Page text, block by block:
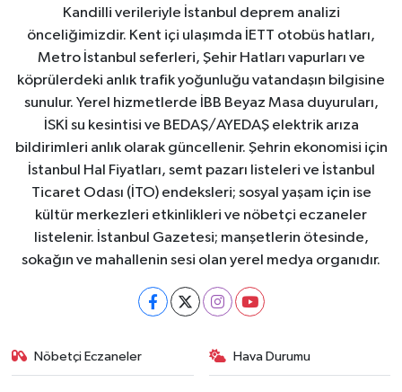
Kandilli verileriyle İstanbul deprem analizi
önceliğimizdir. Kent içi ulaşımda İETT otobüs hatları,
Metro İstanbul seferleri, Şehir Hatları vapurları ve
köprülerdeki anlık trafik yoğunluğu vatandaşın bilgisine
sunulur. Yerel hizmetlerde İBB Beyaz Masa duyuruları,
İSKİ su kesintisi ve BEDAŞ/AYEDAŞ elektrik arıza
bildirimleri anlık olarak güncellenir. Şehrin ekonomisi için
İstanbul Hal Fiyatları, semt pazarı listeleri ve İstanbul
Ticaret Odası (İTO) endeksleri; sosyal yaşam için ise
kültür merkezleri etkinlikleri ve nöbetçi eczaneler
listelenir. İstanbul Gazetesi; manşetlerin ötesinde,
sokağın ve mahallenin sesi olan yerel medya organıdır.
Nöbetçi Eczaneler Hava Durumu